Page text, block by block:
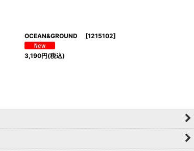
OCEAN&GROUND [1215102]
3,190円(税込)